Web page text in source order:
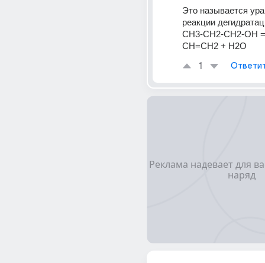
Это называется
реакции
CH3-CH2-CH2-OH
CH=CH2 + H2O
1